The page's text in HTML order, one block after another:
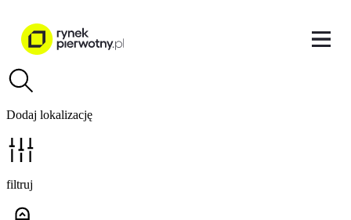
Dodaj lokalizację
filtruj